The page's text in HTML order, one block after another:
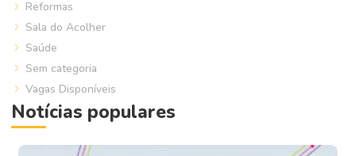
Reformas
Sala do Acolher
Saúde
Sem categoria
Vagas Disponíveis
Notícias populares